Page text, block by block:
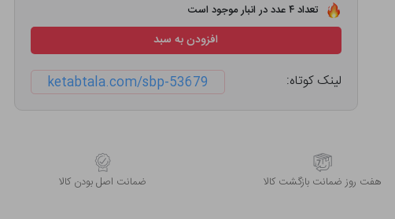
تعداد ۴ عدد در انبار موجود است
افزودن به سبد
لینک کوتاه: ketabtala.com/sbp-53679
هفت روز ضمانت بازگشت کالا ﺿﻤﺎﻧﺖ اﺻﻞ ﺑﻮدن ﮐﺎﻟﺎ